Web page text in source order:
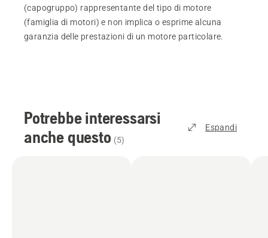
(capogruppo) rappresentante del tipo di motore
(famiglia di motori) e non implica o esprime alcuna
garanzia delle prestazioni di un motore particolare.
Potrebbe interessarsi
anche questo (5)
Espandi